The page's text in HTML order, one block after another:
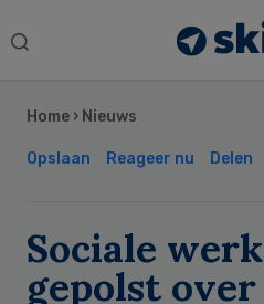
Search
Home › Nieuws
Opslaan Reageer nu Delen
Sociale
gepolst over
Sidebar